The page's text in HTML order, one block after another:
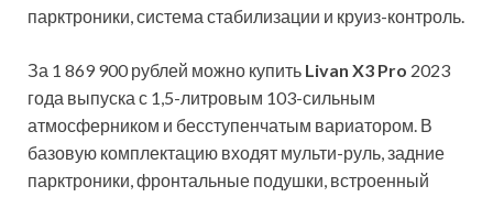
парктроники, система стабилизации и круиз-контроль.
За 1 869 900 рублей можно купить Livan X3 Pro 2023
года выпуска с 1,5-литровым 103-сильным
атмосферником и бесступенчатым вариатором. В
базовую комплектацию входят мульти-руль, задние
парктроники, фронтальные подушки, встроенный